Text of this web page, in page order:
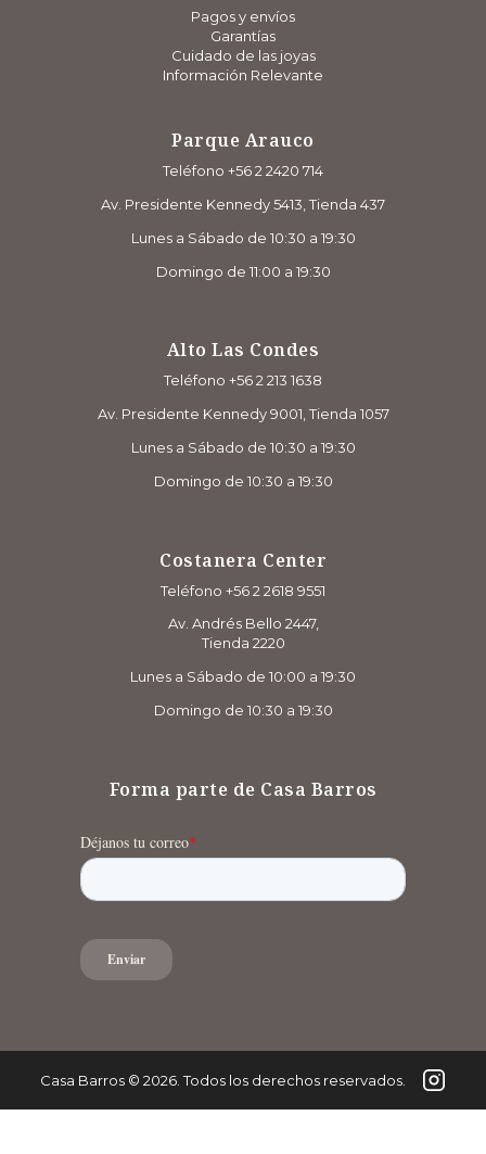
Pagos y envíos
Garantías
Cuidado de las joyas
Información Relevante
Parque Arauco
Teléfono +56 2 2420 714
Av. Presidente Kennedy 5413, Tienda 437
Lunes a Sábado de 10:30 a 19:30
Domingo de 11:00 a 19:30
Alto Las Condes
Teléfono +56 2 213 1638
Av. Presidente Kennedy 9001, Tienda 1057
Lunes a Sábado de 10:30 a 19:30
Domingo de 10:30 a 19:30
Costanera Center
Teléfono +56 2 2618 9551
Av. Andrés Bello 2447,
Tienda 2220
Lunes a Sábado de 10:00 a 19:30
Domingo de 10:30 a 19:30
Forma parte de Casa Barros
Casa Barros© 2026. Todos los derechos reservados.